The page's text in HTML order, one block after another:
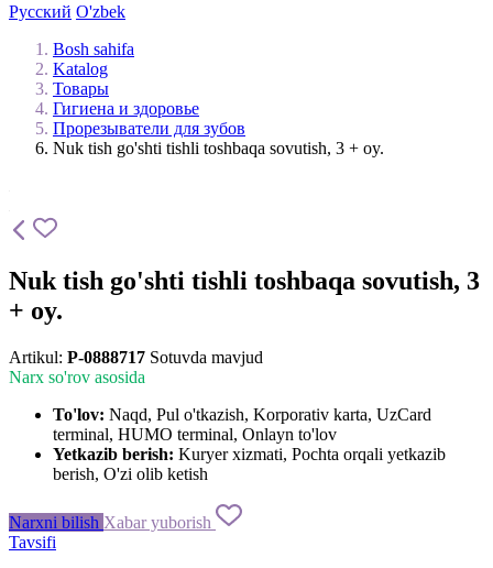
Русский O'zbek
Bosh sahifa
Katalog
Товары
Гигиена и здоровье
Прорезыватели для зубов
Nuk tish go'shti tishli toshbaqa sovutish, 3 + oy.
Nuk tish go'shti tishli toshbaqa sovutish, 3
+ oy.
Artikul: P-0888717 Sotuvda mavjud
Narx so'rov asosida
To'lov: Naqd, Pul o'tkazish, Korporativ karta, UzCard
terminal, HUMO terminal, Onlayn to'lov
Yetkazib berish: Kuryer xizmati, Pochta orqali yetkazib
berish, O'zi olib ketish
Narxni bilish Xabar yuborish
Tavsifi